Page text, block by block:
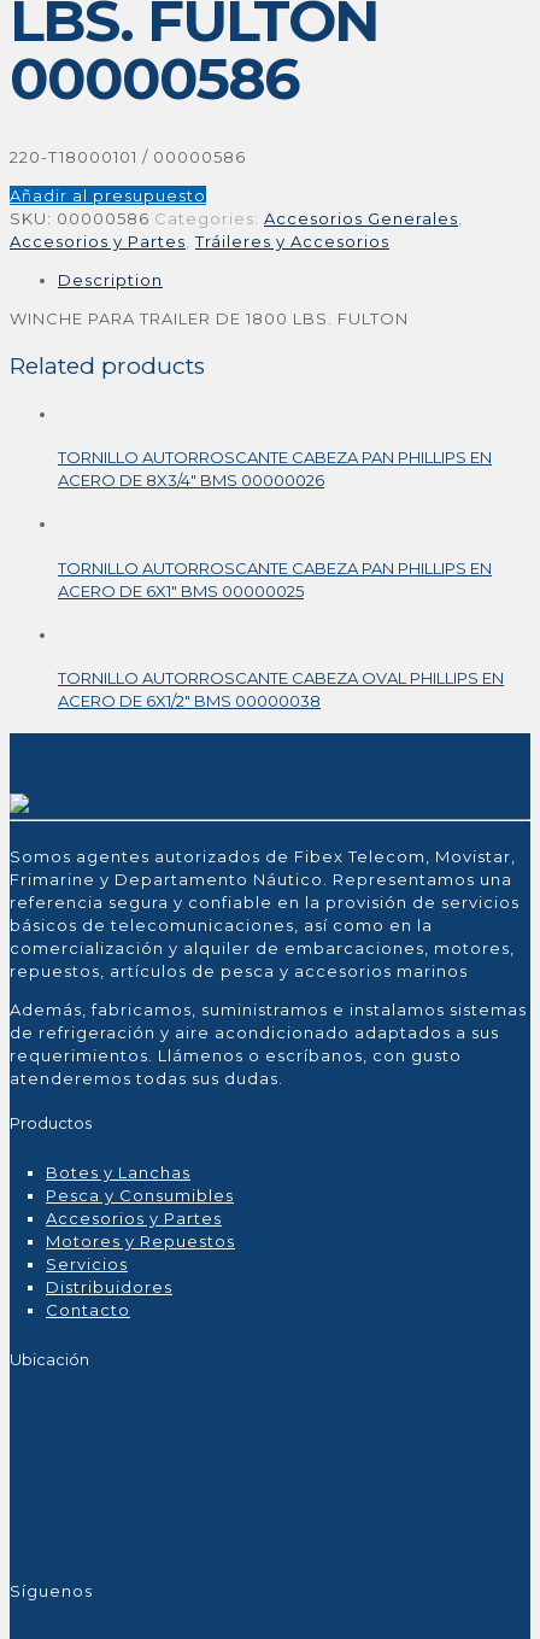
LBS. FULTON
00000586
220-T18000101 / 00000586
Añadir al presupuesto
SKU: 00000586 Categories: Accesorios Generales
Accesorios y Partes ,Tráileres y Accesorios
Description
WINCHE PARA TRAILER DE 1800 LBS. FULTON
Related products
TORNILLO AUTORROSCANTE CABEZA PAN PHILLIPS EN
ACERO DE 8X3/4″ BMS 00000026
TORNILLO AUTORROSCANTE CABEZA PAN PHILLIPS EN
ACERO DE 6X1″ BMS 00000025
TORNILLO AUTORROSCANTE CABEZA OVAL PHILLIPS EN
ACERO DE 6X1/2″ BMS 00000038
Somos agentes autorizados de Fibex Telecom, Movistar,
Frimarine y Departamento Náutico. Representamos una
referencia segura y confiable en la provisión de servicios
básicos de telecomunicaciones, así como en la
comercialización y alquiler de embarcaciones, motores,
repuestos, artículos de pesca y accesorios marinos
Además, fabricamos, suministramos e instalamos sistemas
de refrigeración y aire acondicionado adaptados a sus
requerimientos. Llámenos o escríbanos, con gusto
atenderemos todas sus dudas.
Productos
Botes y Lanchas
Pesca y Consumibles
Accesorios y Partes
Motores y Repuestos
Servicios
Distribuidores
Contacto
Ubicación
Síguenos